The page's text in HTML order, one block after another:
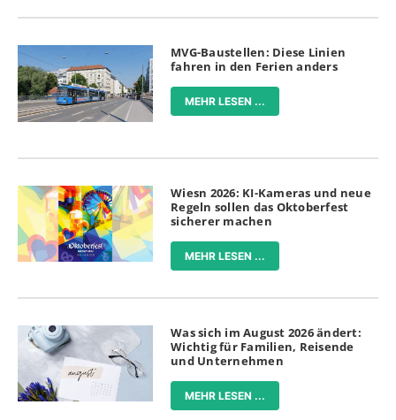
MVG-Baustellen: Diese Linien
fahren in den Ferien anders
MEHR LESEN ...
Wiesn 2026: KI-Kameras und neue
Regeln sollen das Oktoberfest
sicherer machen
MEHR LESEN ...
Was sich im August 2026 ändert:
Wichtig für Familien, Reisende
und Unternehmen
MEHR LESEN ...